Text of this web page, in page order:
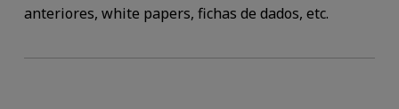
anteriores, white papers, fichas de dados, etc.